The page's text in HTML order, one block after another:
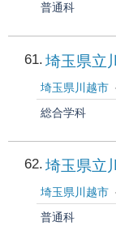
普通科
61 埼玉県立
埼玉県川越市
総合学科
62 埼玉県立
埼玉県川越市
普通科